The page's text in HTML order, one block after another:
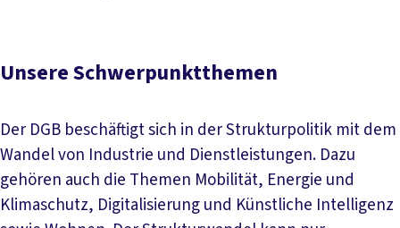
Unsere Schwerpunktthemen
Der DGB beschäftigt sich in der Strukturpolitik mit dem
Wandel von Industrie und Dienstleistungen. Dazu
gehören auch die Themen Mobilität, Energie und
Klimaschutz, Digitalisierung und Künstliche Intelligenz